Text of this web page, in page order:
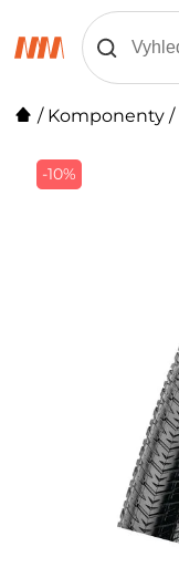
/ Komponenty /
-10%